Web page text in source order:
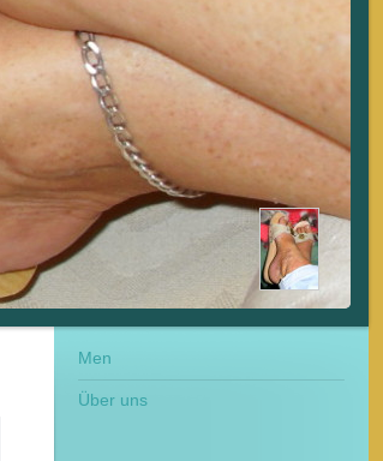
Men
Über uns